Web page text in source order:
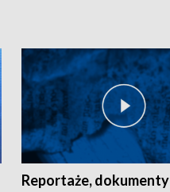
Reportaże, dokumenty